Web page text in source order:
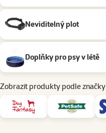
Neviditelný plot
Doplňky pro psy v létě
Zobrazit produkty podle značky